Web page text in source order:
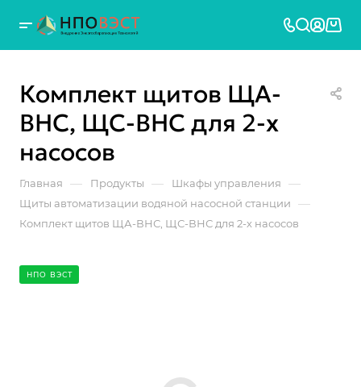
Комплект щитов ЩА-
ВНС, ЩС-ВНС для 2-х
насосов
Главная — Продукты — Шкафы управления —
Щиты автоматизации водяной насосной станции —
Комплект щитов ЩА-ВНС, ЩС-ВНС для 2-х насосов
НПО ВЭСТ